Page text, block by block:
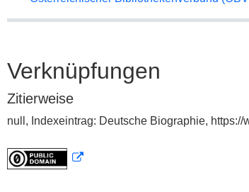
Verknüpfungen
Zitierweise
null, Indexeintrag: Deutsche Biographie,